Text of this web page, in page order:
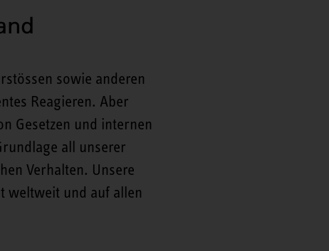
sowie anderen
Reagieren. Aber
Gesetzen und internen
all unserer
Verhalten. Unsere
weltweit und auf allen